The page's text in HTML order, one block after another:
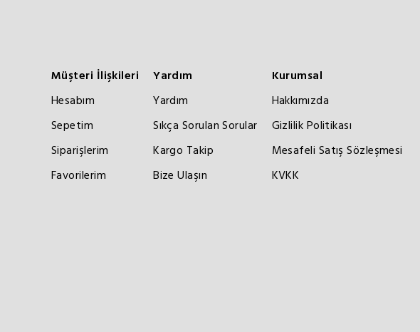
Müşteri İlişkileri
Hesabım
Sepetim
Siparişlerim
Favorilerim
Yardım
Yardım
Sıkça Sorulan Sorular
Kargo Takip
Bize Ulaşın
Kurumsal
Hakkımızda
Gizlilik Politikası
Mesafeli Satış Sözleşmesi
KVKK